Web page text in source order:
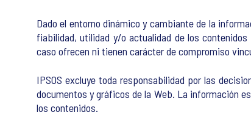
Dado el entorno dinámico y cambiante de la
fiabilidad, utilidad y/o actualidad de los
caso ofrecen ni tienen carácter de compromiso
IPSOS excluye toda responsabilidad por las
documentos y gráficos de la Web. La información
los contenidos.